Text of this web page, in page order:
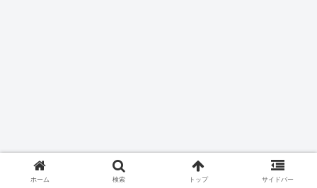
ホーム 検索 トップ サイドバー